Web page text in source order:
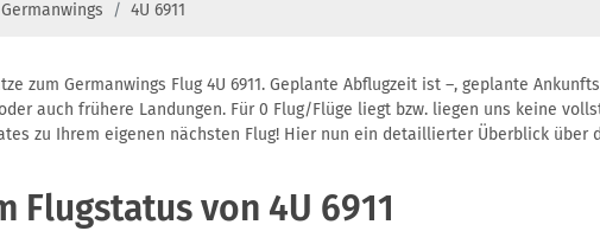
Germanwings 4U 6911
zum Germanwings Flug 4U 6911. Geplante Abflugzeit ist –, geplante
auch frühere Landungen. Für 0 Flug/Flüge liegt bzw. liegen uns keine
zu Ihrem eigenen nächsten Flug! Hier nun ein detaillierter Überblick über
Flugstatus von 4U 6911